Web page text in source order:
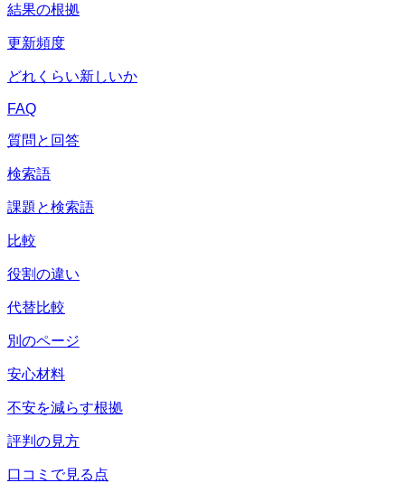
結果の根拠
更新頻度
どれくらい新しいか
FAQ
質問と回答
検索語
課題と検索語
比較
役割の違い
代替比較
別のページ
安心材料
不安を減らす根拠
評判の見方
口コミで見る点